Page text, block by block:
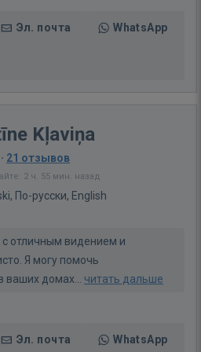
Эл. почта WhatsApp
Kļaviņa
· 21 отзывов
2 ч. 55 мин. назад
По-русски, English
отличным видением и
Я могу помочь
ваших домах... читать дальше
Эл. почта WhatsApp